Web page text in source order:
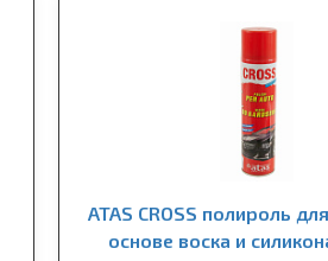
ATAS CROSS полироль
основе воска и